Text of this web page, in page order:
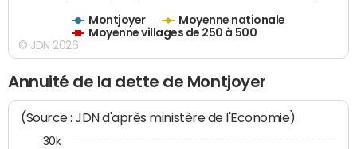
Montjoyer
Moyenne nationale
Moyenne villages de 250 à 500
© JDN 2026
Annuité de la dette de Montjoyer
(Source : JDN d'après ministère de l'Economie)
30k